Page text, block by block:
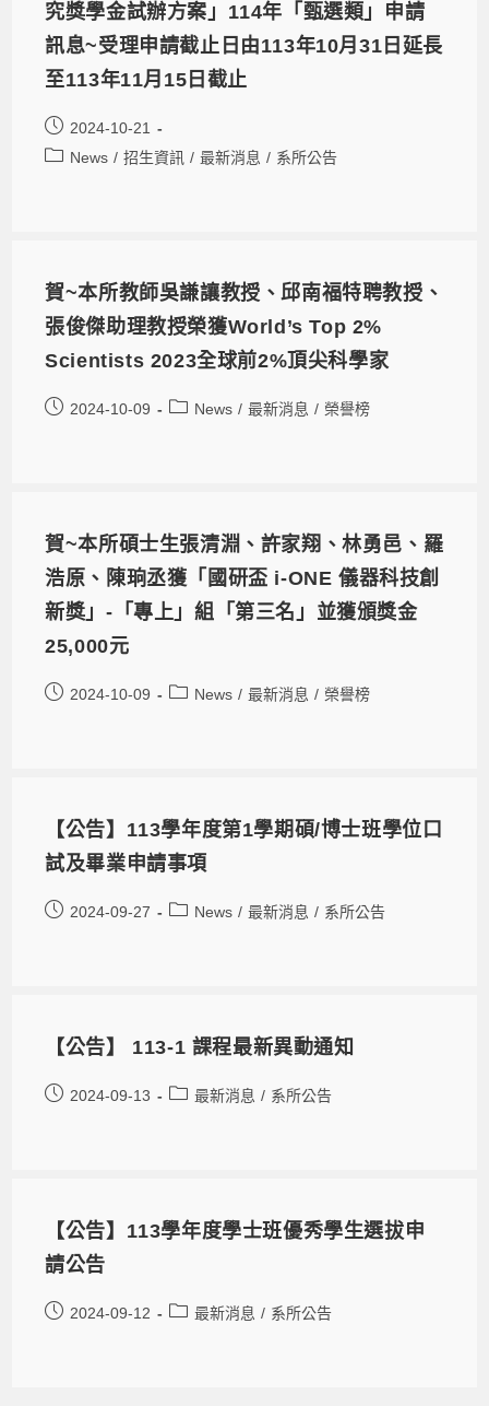
究獎學金試辦方案」114年「甄選類」申請
訊息~受理申請截止日由113年10月31日延長
至113年11月15日截止
2024-10-21
News / 招生資訊 / 最新消息 / 系所公告
賀~本所教師吳謙讓教授、邱南福特聘教授、
張俊傑助理教授榮獲World’s Top 2%
Scientists 2023全球前2%頂尖科學家
2024-10-09 News / 最新消息 / 榮譽榜
賀~本所碩士生張清淵、許家翔、林勇邑、羅
浩原、陳珦丞獲「國研盃 i-ONE 儀器科技創
新獎」-「專上」組「第三名」並獲頒獎金
25,000元
2024-10-09 News / 最新消息 / 榮譽榜
【公告】113學年度第1學期碩/博士班學位口
試及畢業申請事項
2024-09-27 News / 最新消息 / 系所公告
【公告】 113-1 課程最新異動通知
2024-09-13 最新消息 / 系所公告
【公告】113學年度學士班優秀學生選拔申
請公告
2024-09-12 最新消息 / 系所公告